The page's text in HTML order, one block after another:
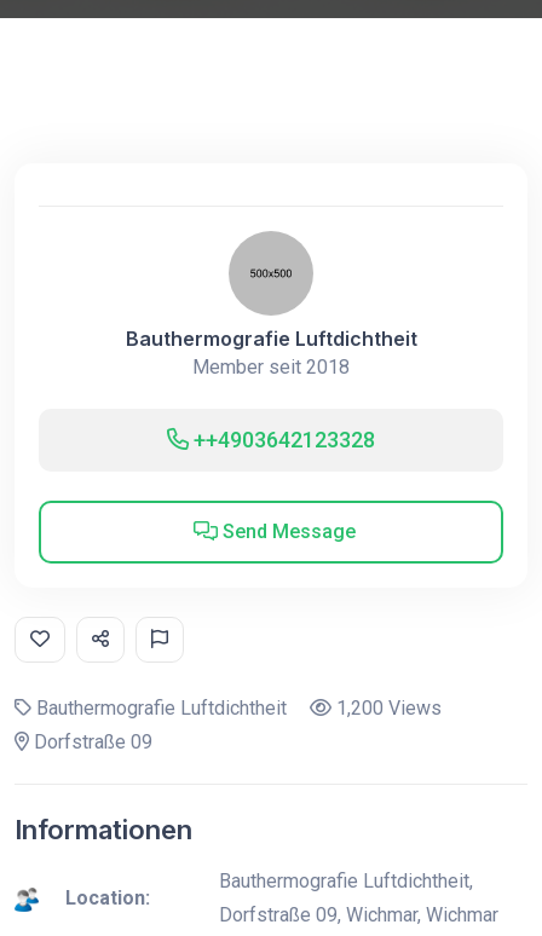
Bauthermografie Luftdichtheit
Member seit 2018
++4903642123328
Send Message
Bauthermografie Luftdichtheit
1,200 Views
Dorfstraße 09
Informationen
Location:
Bauthermografie Luftdichtheit,
Dorfstraße 09, Wichmar, Wichmar